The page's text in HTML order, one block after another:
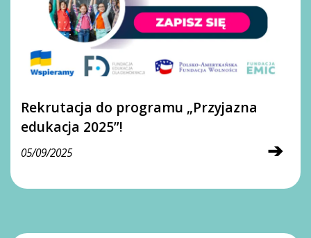
Rekrutacja do programu „Przyjazna
edukacja 2025”!
➔
05/09/2025